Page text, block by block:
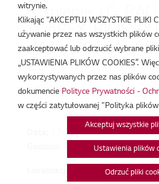
25
lis 17, 2025
17/11/2025
9:00 - 13:00
witrynie.
Klikając "AKCEPTUJ WSZYSTKIE PLIKI
używanie przez nas wszystkich plików
zaakceptować lub odrzucić wybrane
„USTAWIENIA PLIKÓW COOKIES”.
wykorzystywanych przez nas plików
dokumencie Polityce Prywatności -
w części zatytułowanej "Polityka
Akceptuj wszystkie
Ustawienia plików
Odrzuć pliki